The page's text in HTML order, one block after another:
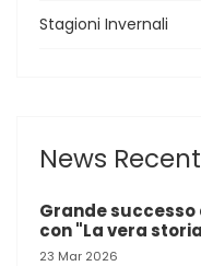
Stagioni Invernali
News
Grande
con "La vera
23 Mar 2026